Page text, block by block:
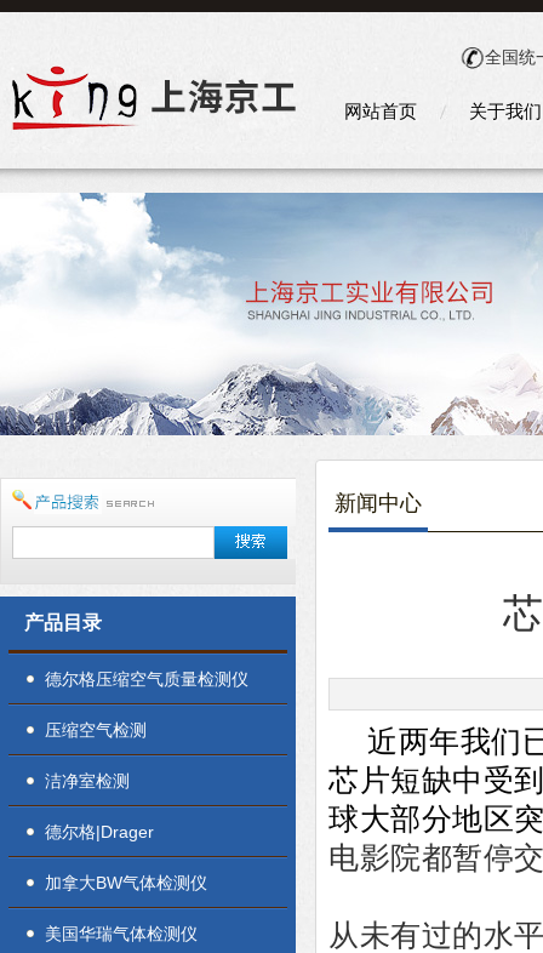
全国统
网站首页 关于我们
产品目录
德尔格压缩空气质量检测仪
压缩空气检测
洁净室检测
德尔格|Drager
加拿大BW气体检测仪
美国华瑞气体检测仪
新闻中心
近两年我们
芯片短缺中受
球大部分地区
电影院都暂停
从未有过的水